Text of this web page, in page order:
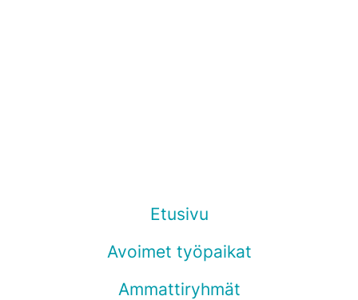
Etusivu
Avoimet työpaikat
Ammattiryhmät